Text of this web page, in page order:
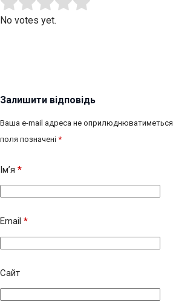
Rate this item:
No votes yet.
Залишити відповідь
Ваша e-mail адреса не оприлюднюватиметься.
поля позначені *
Ім’я *
Email *
Сайт